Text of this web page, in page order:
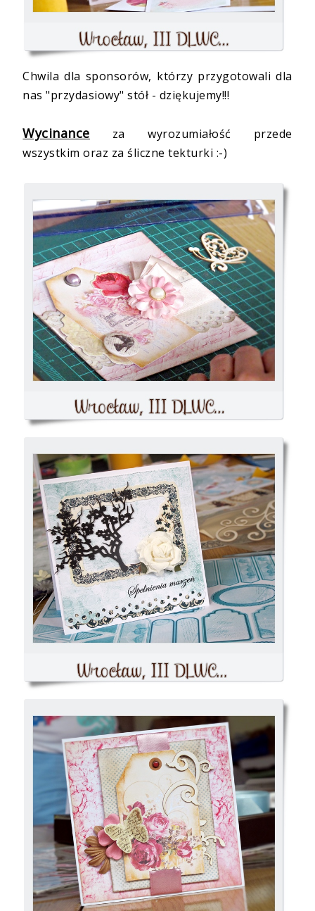
Chwila dla sponsorów, którzy przygotowali dla
nas "przydasiowy" stół - dziękujemy!!!
Wycinance za wyrozumiałość przede
wszystkim oraz za śliczne tekturki :-)